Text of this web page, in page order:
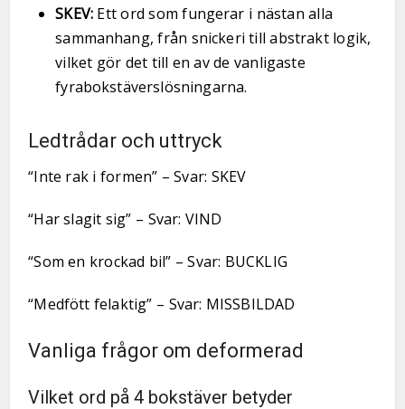
SKEV: Ett ord som fungerar i nästan alla
sammanhang, från snickeri till abstrakt logik,
vilket gör det till en av de vanligaste
fyrabokstäverslösningarna.
Ledtrådar och uttryck
“Inte rak i formen” – Svar: SKEV
“Har slagit sig” – Svar: VIND
“Som en krockad bil” – Svar: BUCKLIG
“Medfött felaktig” – Svar: MISSBILDAD
Vanliga frågor om deformerad
Vilket ord på 4 bokstäver betyder